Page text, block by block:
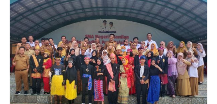
KEAMANAN
KANTIN
SENI
TAEKWONDO
KARATE
PENCAK SILAT
VOLLY
BASKET
HASIL SELEKSI AFIRMASI
PENDAFTARAN SPMB JALUR PRESTASI AKADEMIK
HASIL SELEKSI PRESTASI AKADEMIK
JUKNIS SPMB 2026
STPJM SPMB 2026